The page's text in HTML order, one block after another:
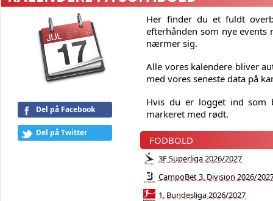
Del på Facebook
Del på Twitter
Her finder du et fuldt
efterhånden som nye
nærmer sig.
Alle vores kalendere bliver
med vores seneste data på
Hvis du er logget ind som
markeret med rødt.
FODBOLD
3F Superliga 2026/2027
CampoBet 3. Division 2026/
1. Bundesliga 2026/2027